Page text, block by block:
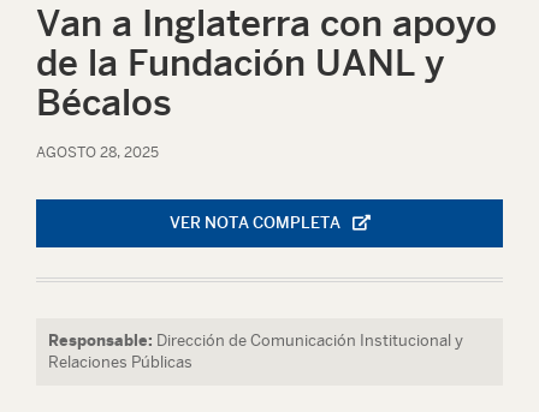
Van a Inglaterra con apoyo
de la Fundación UANL y
Bécalos
AGOSTO 28, 2025
VER NOTA COMPLETA
Responsable: Dirección de Comunicación Institucional y
Relaciones Públicas